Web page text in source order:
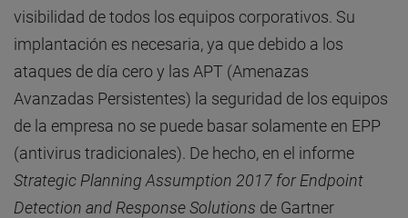
visibilidad de todos los equipos corporativos. Su
implantación es necesaria, ya que debido a los
ataques de día cero y las APT (Amenazas
Avanzadas Persistentes) la seguridad de los equipos
de la empresa no se puede basar solamente en EPP
(antivirus tradicionales). De hecho, en el informe
Strategic Planning Assumption 2017 for Endpoint
Detection and Response Solutions de Gartner